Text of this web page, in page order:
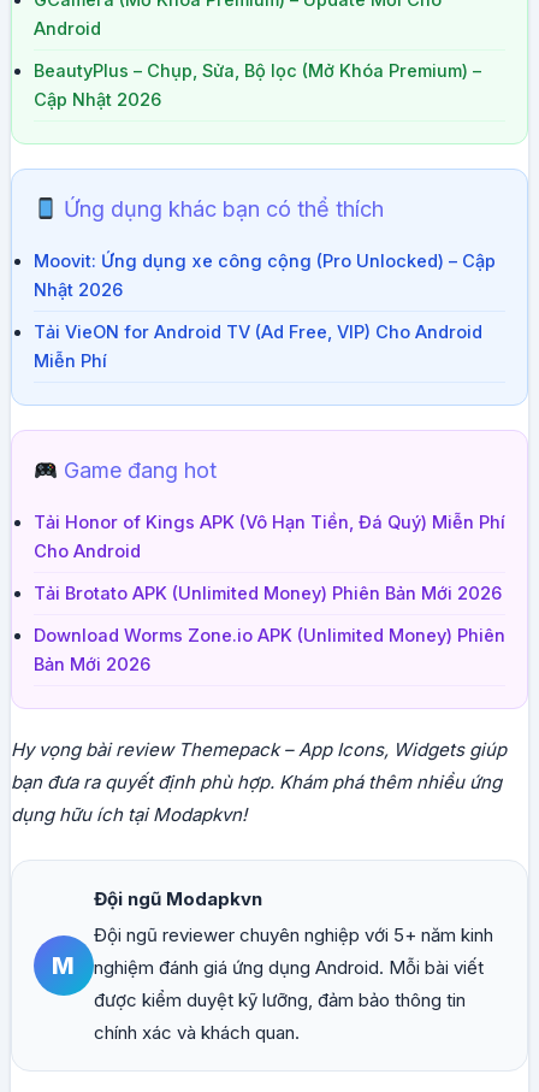
Android
BeautyPlus – Chụp, Sửa, Bộ lọc (Mở Khóa Premium) –
Cập Nhật 2026
Ứng dụng khác bạn có thể thích
Moovit: Ứng dụng xe công cộng (Pro Unlocked) – Cập
Nhật 2026
Tải VieON for Android TV (Ad Free, VIP) Cho Android
Miễn Phí
Game đang hot
Tải Honor of Kings APK (Vô Hạn Tiền, Đá Quý) Miễn Phí
Cho Android
Tải Brotato APK (Unlimited Money) Phiên Bản Mới 2026
Download Worms Zone.io APK (Unlimited Money) Phiên
Bản Mới 2026
Hy vọng bài review Themepack – App Icons, Widgets giúp
bạn đưa ra quyết định phù hợp. Khám phá thêm nhiều ứng
dụng hữu ích tại Modapkvn!
M
Đội ngũ Modapkvn
Đội ngũ reviewer chuyên nghiệp với 5+ năm kinh
nghiệm đánh giá ứng dụng Android. Mỗi bài viết
được kiểm duyệt kỹ lưỡng, đảm bảo thông tin
chính xác và khách quan.